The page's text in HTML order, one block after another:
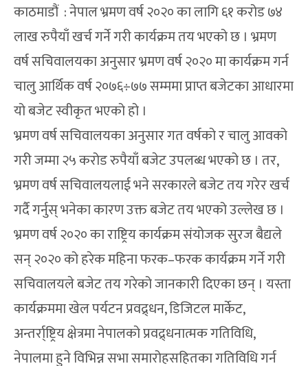
काठमाडौं : नेपाल भ्रमण वर्ष २०२० का लागि ६१ करोड ७४
लाख रुपैयाँ खर्च गर्ने गरी कार्यक्रम तय भएको छ । भ्रमण
वर्ष सचिवालयका अनुसार भ्रमण वर्ष २०२० मा कार्यक्रम गर्न
चालु आर्थिक वर्ष २०७६÷७७ सम्ममा प्राप्त बजेटका आधारमा
यो बजेट स्वीकृत भएको हो ।
भ्रमण वर्ष सचिवालयका अनुसार गत वर्षको र चालु आवको
गरी जम्मा २५ करोड रुपैयाँ बजेट उपलब्ध भएको छ । तर,
भ्रमण वर्ष सचिवालयलाई भने सरकारले बजेट तय गरेर खर्च
गर्दै गर्नुस् भनेका कारण उक्त बजेट तय भएको उल्लेख छ ।
भ्रमण वर्ष २०२० का राष्ट्रिय कार्यक्रम संयोजक सुरज बैद्यले
सन् २०२० को हरेक महिना फरक–फरक कार्यक्रम गर्ने गरी
सचिवालयले बजेट तय गरेको जानकारी दिएका छन् । यस्ता
कार्यक्रममा खेल पर्यटन प्रवद्र्धन, डिजिटल मार्केट,
अन्तर्रा्ष्ट्रिय क्षेत्रमा नेपालको प्रवद्र्धनात्मक गतिविधि,
नेपालमा हुने विभिन्न सभा समारोहसहितका गतिविधि गर्न